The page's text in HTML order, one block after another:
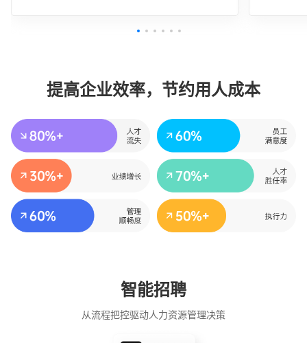
提高企业效率，节约用人成本
智能招聘
从流程把控驱动人力资源管理决策